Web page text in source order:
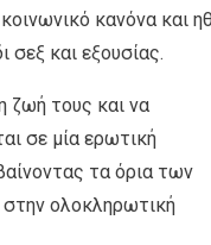
κανόνα και
σεξ και εξουσίας.
ζωή τους και να
σε μία ερωτική
τα όρια των
ολοκληρωτική